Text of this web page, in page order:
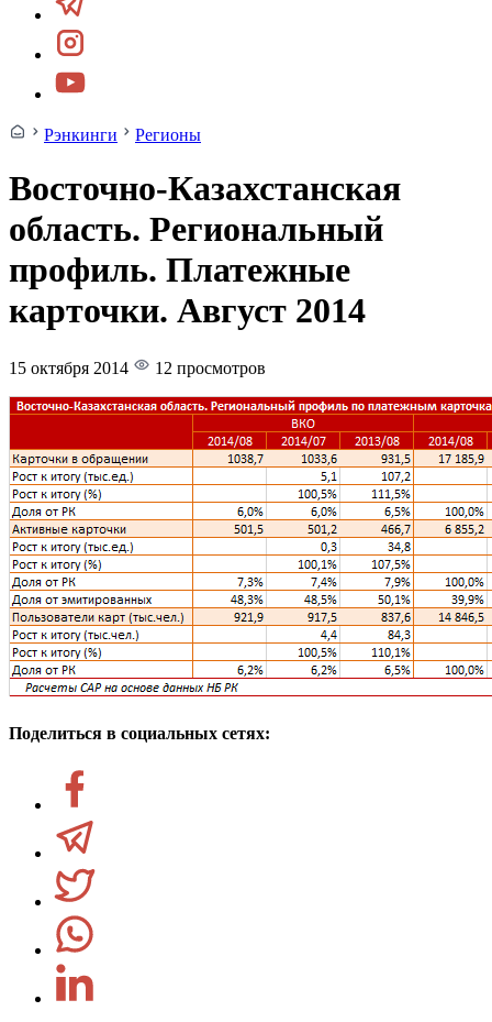
Рэнкинги Регионы
Восточно-Казахстанская
область. Региональный
профиль. Платежные
карточки. Август 2014
15 октября 2014 12 просмотров
Поделиться в социальных сетях: